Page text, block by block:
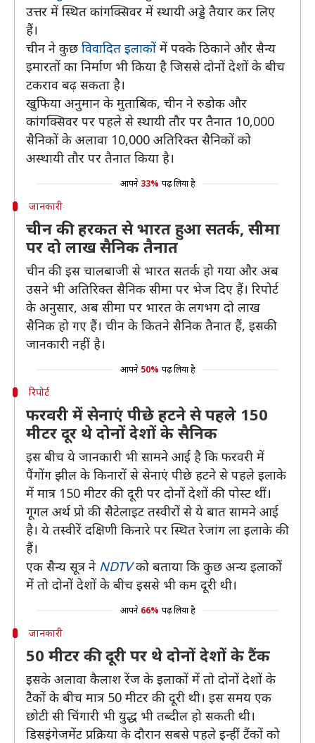
उत्तर में स्थित कांगक्सिवर में स्थायी अड्डे तैयार कर लिए
हैं।
चीन ने कुछ विवादित इलाकों में पक्के ठिकाने और सैन्य
इमारतों का निर्माण भी किया है जिससे दोनों देशों के बीच
टकराव बढ़ सकता है।
खुफिया अनुमान के मुताबिक, चीन ने रुडोक और
कांगक्सिवर पर पहले से स्थायी तौर पर तैनात 10,000
सैनिकों के अलावा 10,000 अतिरिक्त सैनिकों को
अस्थायी तौर पर तैनात किया है।
आपने 33% पढ़ लिया है
जानकारी
चीन की हरकत से भारत हुआ सतर्क, सीमा
पर दो लाख सैनिक तैनात
चीन की इस चालबाजी से भारत सतर्क हो गया और अब
उसने भी अतिरिक्त सैनिक सीमा पर भेज दिए हैं। रिपोर्ट
के अनुसार, अब सीमा पर भारत के लगभग दो लाख
सैनिक हो गए हैं। चीन के कितने सैनिक तैनात हैं, इसकी
जानकारी नहीं है।
आपने 50% पढ़ लिया है
रिपोर्ट
फरवरी में सेनाएं पीछे हटने से पहले 150
मीटर दूर थे दोनों देशों के सैनिक
इस बीच ये जानकारी भी सामने आई है कि फरवरी में
पैंगोंग झील के किनारों से सेनाएं पीछे हटने से पहले इलाके
में मात्र 150 मीटर की दूरी पर दोनों देशों की पोस्ट थीं।
गूगल अर्थ प्रो की सैटेलाइट तस्वीरों से ये बात सामने आई
है। ये तस्वीरें दक्षिणी किनारे पर स्थित रेजांग ला इलाके की
हैं।
एक सैन्य सूत्र ने NDTVको बताया कि कुछ अन्य इलाकों
में तो दोनों देशों के बीच इससे भी कम दूरी थी।
आपने 66% पढ़ लिया है
जानकारी
50 मीटर की दूरी पर थे दोनों देशों के टैंक
इसके अलावा कैलाश रेंज के इलाकों में तो दोनों देशों के
टैकों के बीच मात्र 50 मीटर की दूरी थी। इस समय एक
छोटी सी चिंगारी भी युद्ध भी तब्दील हो सकती थी।
डिसइंगेजमेंट प्रक्रिया के दौरान सबसे पहले इन्हीं टैंकों को